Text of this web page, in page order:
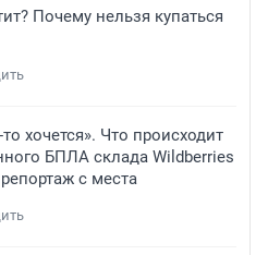
Почему нельзя купаться
хочется». Что происходит
БПЛА склада Wildberries
с места